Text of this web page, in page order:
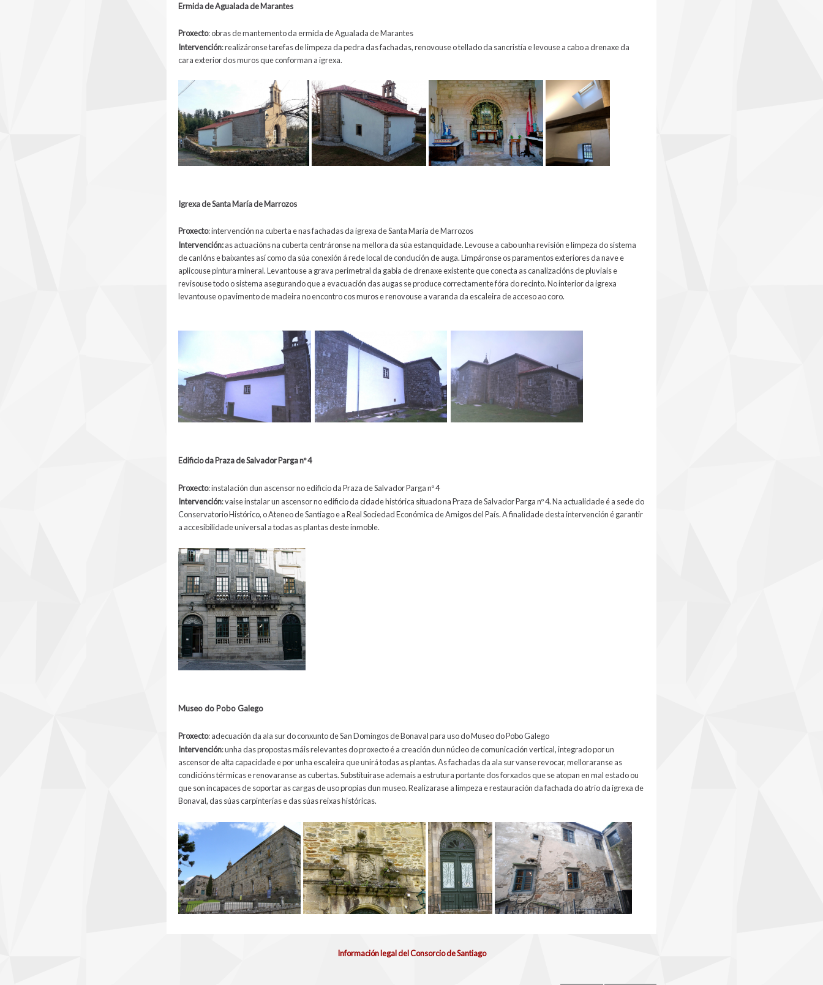
Ermida de Agualada de Marantes
Proxecto:obras de mantemento da ermida de Agualada de Marantes
Intervención:realizáronse tarefas de limpeza da pedra das fachadas, renovouse o tellado da sancristía e levouse a cabo a drenaxe da
cara exterior dos muros que conforman a igrexa.
Igrexa de Santa María de Marrozos
Proxecto: intervención na cuberta e nas fachadas da igrexa de Santa María de Marrozos
Intervención:as actuacións na cuberta centráronse na mellora da súa estanquidade. Levouse a cabo unha revisión e limpeza do sistema
de canlóns e baixantes así como da súa conexión á rede local de condución de auga. Limpáronse os paramentos exteriores da nave e
aplicouse pintura mineral. Levantouse a grava perimetral da gabia de drenaxe existente que conecta as canalizacións de pluviais e
revisouse todo o sistema asegurando que a evacuación das augas se produce correctamente fóra do recinto. No interior da igrexa
levantouse o pavimento de madeira no encontro cos muros e renovouse a varanda da escaleira de acceso ao coro.
Edificio da Praza de Salvador Parga nº 4
Proxecto: instalación dun ascensor no edificio da Praza de Salvador Parga nº 4
Intervención: vaise instalar un ascensor no edificio da cidade histórica situado na Praza de Salvador Parga nº 4. Na actualidade é a sede do
Conservatorio Histórico, o Ateneo de Santiago e a Real Sociedad Económica de Amigos del País. A finalidade desta intervención é garantir
a accesibilidade universal a todas as plantas deste inmoble.
Museo do Pobo Galego
Proxecto:adecuación da ala sur do conxunto de San Domingos de Bonaval para uso do Museo do Pobo Galego
Intervención:unha das propostas máis relevantes do proxecto é a creación dun núcleo de comunicación vertical, integrado por un
ascensor de alta capacidade e por unha escaleira que unirá todas as plantas. As fachadas da ala sur vanse revocar, melloraranse as
condicións térmicas e renovaranse as cubertas. Substituirase ademais a estrutura portante dos forxados que se atopan en mal estado ou
que son incapaces de soportar as cargas de uso propias dun museo. Realizarase a limpeza e restauración da fachada do atrio da igrexa de
Bonaval, das súas carpinterías e das súas reixas históricas.
Información legal del Consorcio de Santiago